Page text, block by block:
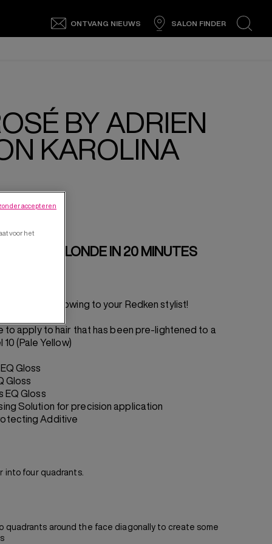
ONTVANG NIEUWS
SALON FINDER
search
BY ADRIEN
KAROLINA
UP ANY BLONDE IN 20 MINUTES
Share the following to your Redken stylist!
to apply to hair that has been pre-lightened to a
10 (Pale Yellow)
Gloss
Gloss
EQ Gloss
Solution for precision application
Additive
into four quadrants.
quadrants around the face diagonally to create some
voor het
accepteren